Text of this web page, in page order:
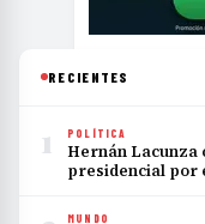
RECIENTES
1 POLÍTICA
Hernán Lacunza
presidencial por
MUNDO